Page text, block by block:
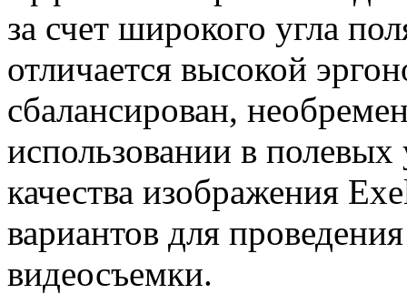
за счет широкого угла
отличается высокой
сбалансирован,
использовании в полевых
качества изображения
вариантов для
видеосъемки.